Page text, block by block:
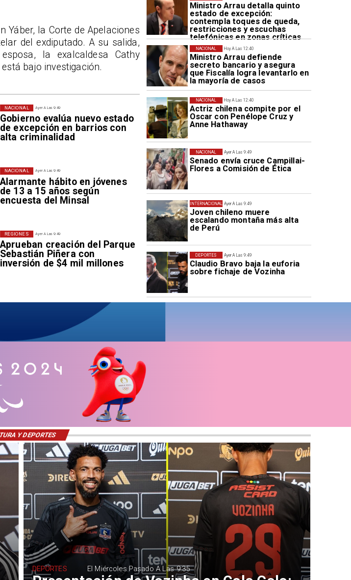
Ministro Arrau detalla quinto
estado de excepción:
contempla toques de queda,
restricciones y escuchas
telefónicas en zonas críticas
Hoy A Las 12:40
Ministro Arrau defiende
secreto bancario y asegura
que Fiscalía logra levantarlo en
la mayoría de casos
NACIONAL
Hoy A Las 12:40
Actriz chilena compite por el
Oscar con Penélope Cruz y
Anne Hathaway
NACIONAL
Ayer A Las 9:49
Senado envía cruce Campillai-
Flores a Comisión de Ética
NACIONAL
Ayer A Las 9:49
Joven chileno muere
escalando montaña más alta
de Perú
INTERNACIONAL
Ayer A Las 9:49
Claudio Bravo baja la euforia
sobre fichaje de Vozinha
DEPORTES
Ayer A Las 9:49
Gobierno evalúa nuevo estado
de excepción en barrios con
alta criminalidad
NACIONAL
Ayer A Las 9:49
Alarmante hábito en jóvenes
de 13 a 15 años según
encuesta del Minsal
NACIONAL
Ayer A Las 9:49
Aprueban creación del Parque
Sebastián Piñera con
inversión de $4 mil millones
REGIONES
Yáber, la Corte de Apelaciones
del exdiputado. A su salida,
la exalcaldesa Cathy
bajo investigación.
DEPORTES El Miércoles Pasado A Las 9:35
Y DEPORTES